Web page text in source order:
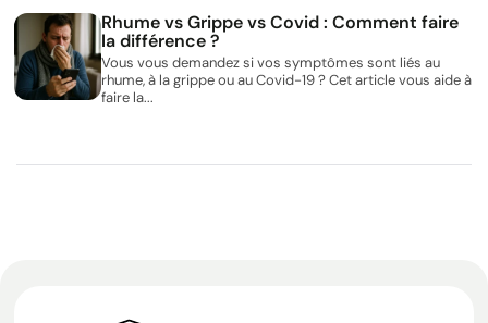
Rhume vs Grippe vs Covid : Comment faire
la différence ?
Vous vous demandez si vos symptômes sont liés au
rhume, à la grippe ou au Covid-19 ? Cet article vous aide à
faire la...